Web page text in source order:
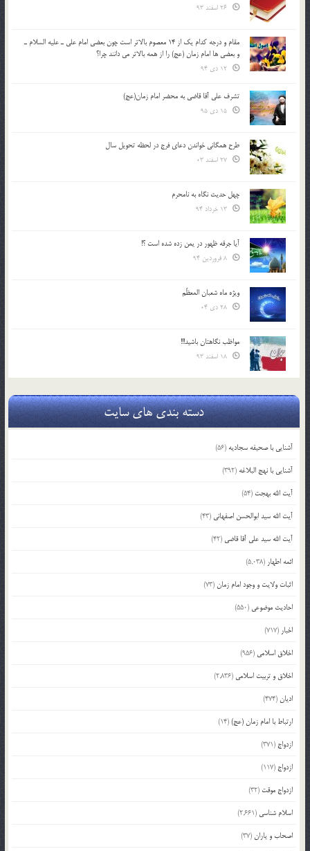
مقام و درجه كدام يك از 14 معصوم بالاتر است چون بعضي امام علي ـ عليه السلام ـ
و بعضي ها امام زمان (عج) را از همه بالاتر مي دانند چرا؟
تشرف علي آقا قاضي به محضر امام زمان(عج)
طرح همگانی خواندن دعای فرج در لحظه تحویل سال
چهل حدیث نگاه به نامحرم
آیا جرقه ظهور در یمن زده شده است ؟!
ویژه ماه شعبان المعظّم
مواظب نگاهتان باشید!!!
دسته بندی های سایت
آشنایی با صحیفه سجادیه (56)
آشنایی با نهج البلاغه (392)
آیت الله بهجت (54)
آیت الله سید ابوالحسن اصفهانی (43)
آیت الله سید علی آقا قاضی (42)
ائمه اطهار (5,038)
اثبات ولایت و وجود امام زمان(73)
احادیث موضوعی (550)
اخبار (717)
اخلاق اسلامی (956)
اخلاق و تربیت اسلامی (2,836)
ادیان(474)
ارتباط با امام زمان (عج)(14)
ازدواج (371)
ازدواج (117)
ازدواج موقت (32)
اسلام شناسی (2,661)
اصحاب و یاران(37)